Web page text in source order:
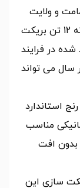
امامت و ولایت
به بهره برداری رسید. ظرفیت اسمی کارخانه 12 تن بریکت
در فرایند
تا 80 هزار تن بر سال می تواند
استاندارد
مناسب
بدون افت
سازی این